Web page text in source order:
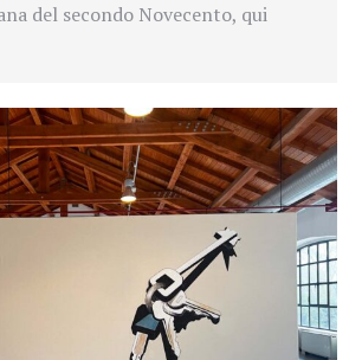
del secondo Novecento, qui